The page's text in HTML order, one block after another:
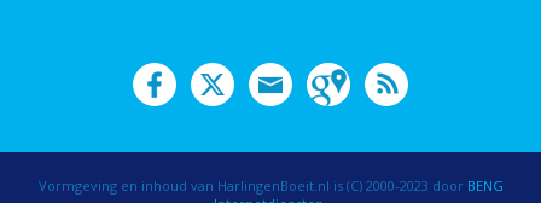
Vormgeving en inhoud van HarlingenBoeit.nl is (C) 2000-2023 door BENG